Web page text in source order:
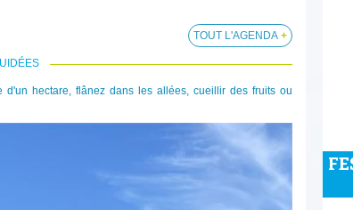
TOUT L'AGENDA +
hectare, flânez dans les allées, cueillir des fruits ou